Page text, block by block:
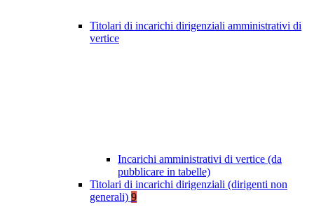
Titolari di incarichi dirigenziali amministrativi di
vertice
Incarichi amministrativi di vertice (da
pubblicare in tabelle)
Titolari di incarichi dirigenziali (dirigenti non
generali) 9